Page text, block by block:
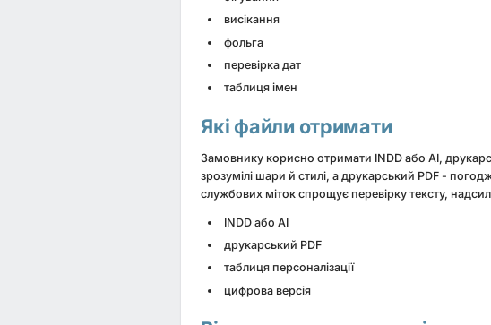
висікання
фольга
перевірка дат
таблиця імен
Які файли отримати
Замовнику корисно отримати INDD або AI,
зрозумілі шари й стилі, а друкарський PDF -
службових міток спрощує перевірку тексту,
INDD або AI
друкарський PDF
таблиця персоналізації
цифрова версія